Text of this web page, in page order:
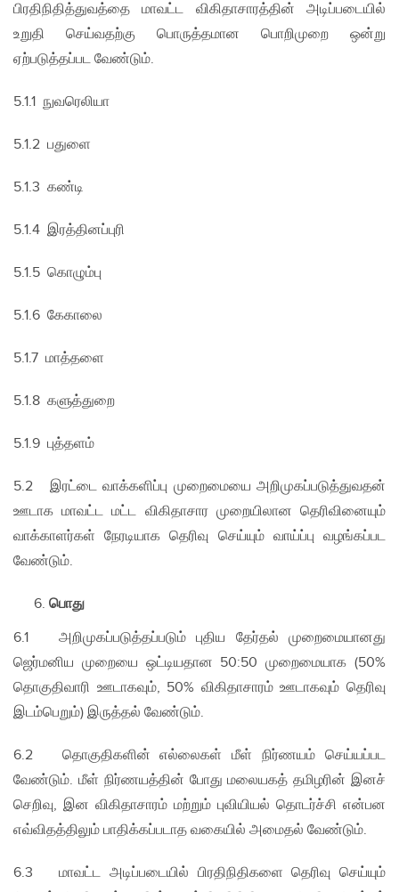
பிரதிநிதித்துவத்தை மாவட்ட விகிதாசாரத்தின் அடிப்படையில்
உறுதி செய்வதற்கு பொருத்தமான பொறிமுறை ஒன்று
ஏற்படுத்தப்பட வேண்டும்.
5.1.1 நுவரெலியா
5.1.2 பதுளை
5.1.3 கண்டி
5.1.4 இரத்தினப்புரி
5.1.5 கொழும்பு
5.1.6 கேகாலை
5.1.7 மாத்தளை
5.1.8 களுத்துறை
5.1.9 புத்தளம்
5.2 இரட்டை வாக்களிப்பு முறைமையை அறிமுகப்படுத்துவதன்
ஊடாக மாவட்ட மட்ட விகிதாசார முறையிலான தெரிவினையும்
வாக்காளர்கள் நேரடியாக தெரிவு செய்யும் வாய்ப்பு வழங்கப்பட
வேண்டும்.
பொது
6.1 அறிமுகப்படுத்தப்படும் புதிய தேர்தல் முறைமையானது
ஜெர்மனிய முறையை ஒட்டியதான 50:50 முறைமையாக (50%
தொகுதிவாரி ஊடாகவும், 50% விகிதாசாரம் ஊடாகவும் தெரிவு
இடம்பெறும்) இருத்தல் வேண்டும்.
6.2 தொகுதிகளின் எல்லைகள் மீள் நிர்ணயம் செய்யப்பட
வேண்டும். மீள் நிர்ணயத்தின் போது மலையகத் தமிழரின் இனச்
செறிவு, இன விகிதாசாரம் மற்றும் புவியியல் தொடர்ச்சி என்பன
எவ்விதத்திலும் பாதிக்கப்படாத வகையில் அமைதல் வேண்டும்.
6.3 மாவட்ட அடிப்படையில் பிரதிநிதிகளை தெரிவு செய்யும்